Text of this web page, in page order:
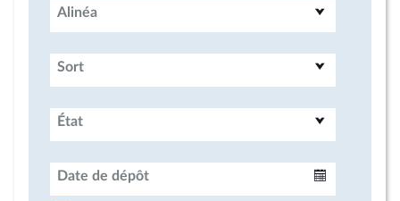
Alinéa
Sort
État
Date de dépôt